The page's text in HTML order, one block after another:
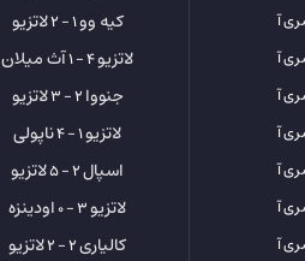
آ
کیه وو1 - 2 لاتزیو
آ
لاتزیو4 - 1 آث میلان
آ
جنووا2 - 3 لاتزیو
آ
لاتزیو1 - 4 ناپولی
آ
اسپال2 - 5 لاتزیو
آ
لاتزیو3 - 0 اودینزه
آ
کالیاری2 - 2 لاتزیو